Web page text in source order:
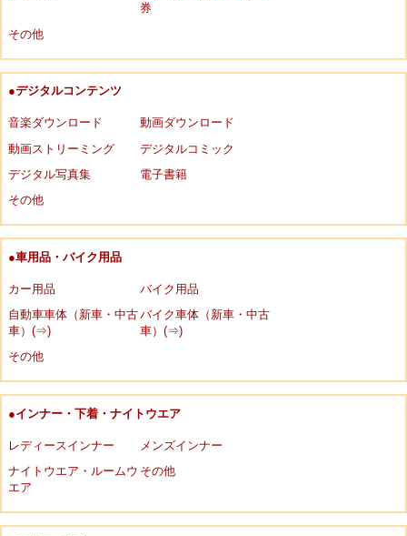
券
その他
●デジタルコンテンツ
音楽ダウンロード
動画ダウンロード
動画ストリーミング
デジタルコミック
デジタル写真集
電子書籍
その他
●車用品・バイク用品
カー用品
バイク用品
自動車車体（新車・中古
車）(⇒)
バイク車体（新車・中古
車）(⇒)
その他
●インナー・下着・ナイトウエア
レディースインナー
メンズインナー
ナイトウエア・ルームウ
エア
その他